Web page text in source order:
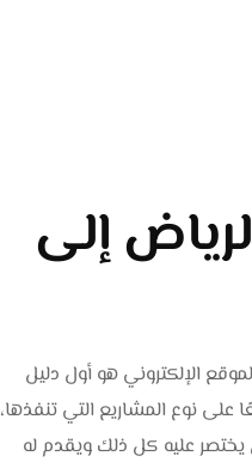
إلى
الإلكتروني هو أول دليل
على نوع المشاريع التي تنفذها،
يختصر عليه كل ذلك ويقدم له